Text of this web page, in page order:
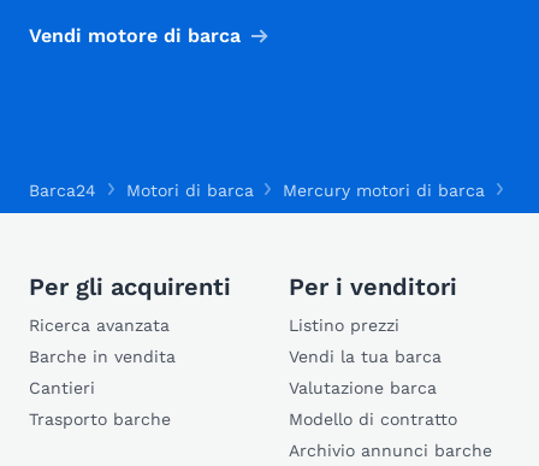
Vendi motore di barca
Barca24 Motori di barca Mercury motori di barca
Per gli acquirenti
Ricerca avanzata
Barche in vendita
Cantieri
Trasporto barche
Per i venditori
Listino prezzi
Vendi la tua barca
Valutazione barca
Modello di contratto
Archivio annunci barche